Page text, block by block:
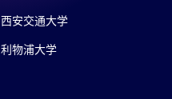
西安交通大学
利物浦大学